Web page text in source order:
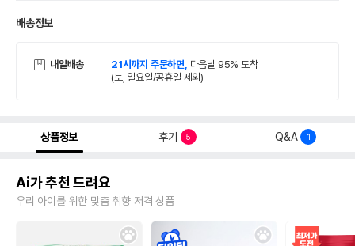
배송정보
내일배송 21시까지 주문하면, 다음날 95% 도착
(토, 일요일/공휴일 제외)
상품정보 후기 5 Q&A 1
Ai가 추천 드려요
우리 아이를 위한 맞춤 취향 저격 상품